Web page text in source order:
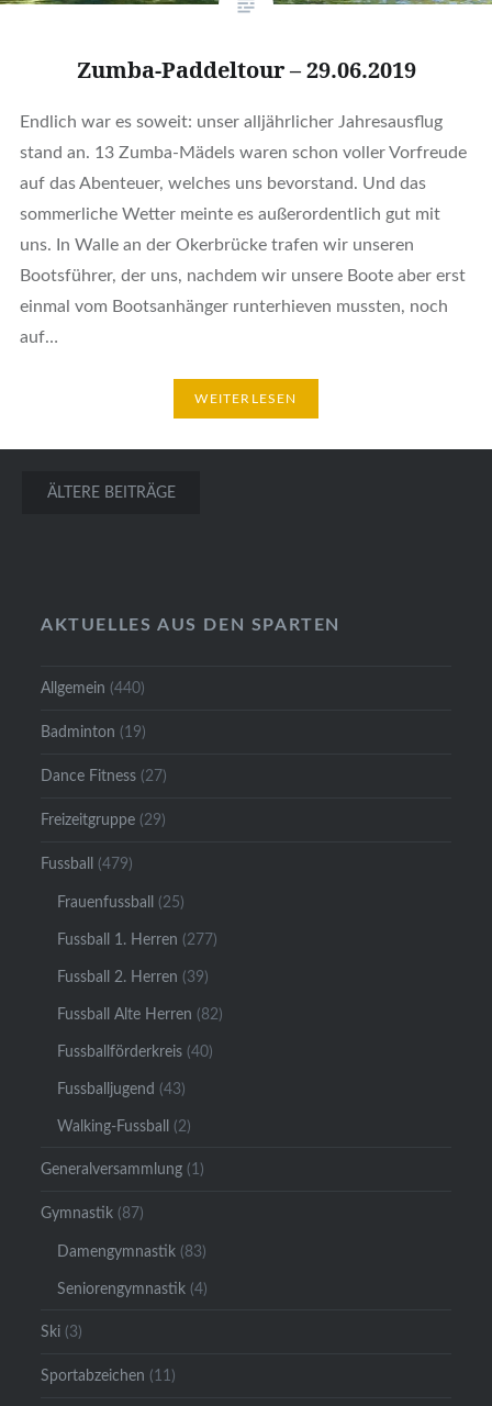
Zumba-Paddeltour – 29.06.2019
Endlich war es soweit: unser alljährlicher Jahresausflug
stand an. 13 Zumba-Mädels waren schon voller Vorfreude
auf das Abenteuer, welches uns bevorstand. Und das
sommerliche Wetter meinte es außerordentlich gut mit
uns. In Walle an der Okerbrücke trafen wir unseren
Bootsführer, der uns, nachdem wir unsere Boote aber erst
einmal vom Bootsanhänger runterhieven mussten, noch
auf…
WEITERLESEN
Beitragsnavigation
ÄLTERE BEITRÄGE
AKTUELLES AUS DEN SPARTEN
Allgemein (440)
Badminton (19)
Dance Fitness (27)
Freizeitgruppe (29)
Fussball (479)
Frauenfussball (25)
Fussball 1. Herren (277)
Fussball 2. Herren (39)
Fussball Alte Herren (82)
Fussballförderkreis (40)
Fussballjugend (43)
Walking-Fussball (2)
Generalversammlung (1)
Gymnastik (87)
Damengymnastik (83)
Seniorengymnastik (4)
Ski (3)
Sportabzeichen (11)